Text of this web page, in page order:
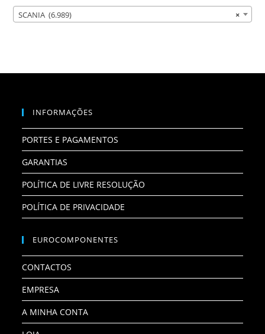
×
SCANIA (6.989)
INFORMAÇÕES
PORTES E PAGAMENTOS
GARANTIAS
POLÍTICA DE LIVRE RESOLUÇÃO
POLÍTICA DE PRIVACIDADE
EUROCOMPONENTES
CONTACTOS
EMPRESA
A MINHA CONTA